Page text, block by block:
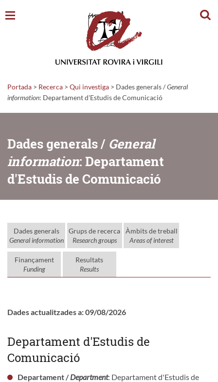
Portada > Recerca > Qui investiga > Dades generals /General
information: Departament d'Estudis de Comunicació
Dades generals / General
information: Departament
d'Estudis de Comunicació
Dades generals
General information
Grups de recerca
Research groups
Àmbits de treball
Areas of interest
Finançament
Funding
Resultats
Results
Dades actualitzades a: 09/08/2026
Departament d'Estudis de
Comunicació
Departament /Department: Departament d'Estudis de